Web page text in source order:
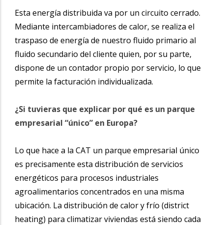
Esta energía distribuida va por un circuito cerrado.
Mediante intercambiadores de calor, se realiza el
traspaso de energía de nuestro fluido primario al
fluido secundario del cliente quien, por su parte,
dispone de un contador propio por servicio, lo que
permite la facturación individualizada.
¿Si tuvieras que explicar por qué es un parque
empresarial “único” en Europa?
Lo que hace a la CAT un parque empresarial único
es precisamente esta distribución de servicios
energéticos para procesos industriales
agroalimentarios concentrados en una misma
ubicación. La distribución de calor y frío (district
heating) para climatizar viviendas está siendo cada